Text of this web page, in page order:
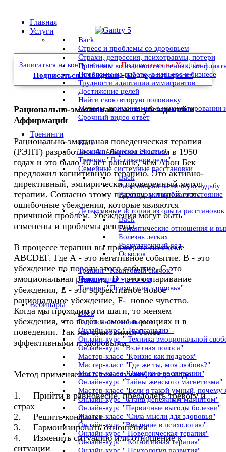
Главная
Услуги
Back
Стресс и проблемы со здоровьем
Страхи, депрессия, психотравмы, потери
Проблемы во взаимоотношениях,
Проблемы на работе, в карьере и бизнесе
Трудности адаптации иммигрантов
Достижение целей
Найти свою вторую половинку
Методы, применяемые в консультировании
Срочный видео ответ
Тренинги
Back
Тренинг "Женское счастье"
Тренинг "Достижение цели"
Семейные системные расстановки
Back
Расстановки на личную судьбу
Расстановки на благосостояние
Детективные истории из опыта расстановок
Back
Романтические отношения и
Болезнь легких
Раскулаченный дед
Осколок
Тренинг "Квантовый скачок"
Прошедшие тренинги
Тренинг "Психология здоровья"
Вебинары
Back
Расписание вебинаров
Онлайн-курс " Трансанализ"-
Онлайн-курс " Техника эмоциональной
Онлайн-курс "Взлётная полоса"
Мастер-класс "Кризис как подарок"
Мастер-класс "Где же ты, моя любовь?"
Мастер-класс "Ошибки в воспитании"
Онлайн-курс "Тайны женского магнетизма"
Мастер-класс "Если я такой умный, почему
Онлайн-курс "Стань денежным магнитом"
Онлайн-курс "Первичные выгоды болезни"
Мастер-класс "Сила мысли для здоровья"
Онлайн-курс "Введение в психологию"
Онлайн-курс " Поведенческая терапия"
Онлайн-курс " Когнитивная терапия"
Онлайн-курс " Психология развития"
Записаться на консультацию-Подписаться на Youtube-
Подписаться в Telegram-Поддержать проект
Рационально-эмотивная смена убеждений и
Аффирмации
Рационально-эмотивная поведенческая терапия
(РЭПТ) разработана Альбертом Элисом в 1950
годах и это было 10 лет раньше, чем Арон Бек
предложил когнитивную терапию. Это активно-
директивный, эмпирически проверенный метод
терапии. Согласно этому подходу, у людей есть
ошибочные убеждения, которые являются
причиной проблем. Убеждения могут быть
изменены и проблемы решены.
В процессе терапии вы проходите по схеме
ABCDEF. Где А - это негативное событие. В - это
убеждение по поводу этого событие, С это
эмоциональная реакция, D - это оспаривание
убеждения, Е - это эффективное новое
рациональное убеждение, F- новое чувство.
Когда мы проходим эти шаги, то меняем
убеждения, что ведёт к смене в эмоциях и в
поведении. Так мы становимся более
эффективными и здоровыми.
Метод применяется в тех случаях, когда надо:
1. Прийти в равновесие, преодолеть тревогу и
страх
2. Решить конфликт
3. Гармонизировать отношения
4. Изменить ситуацию или отношение к
ситуации